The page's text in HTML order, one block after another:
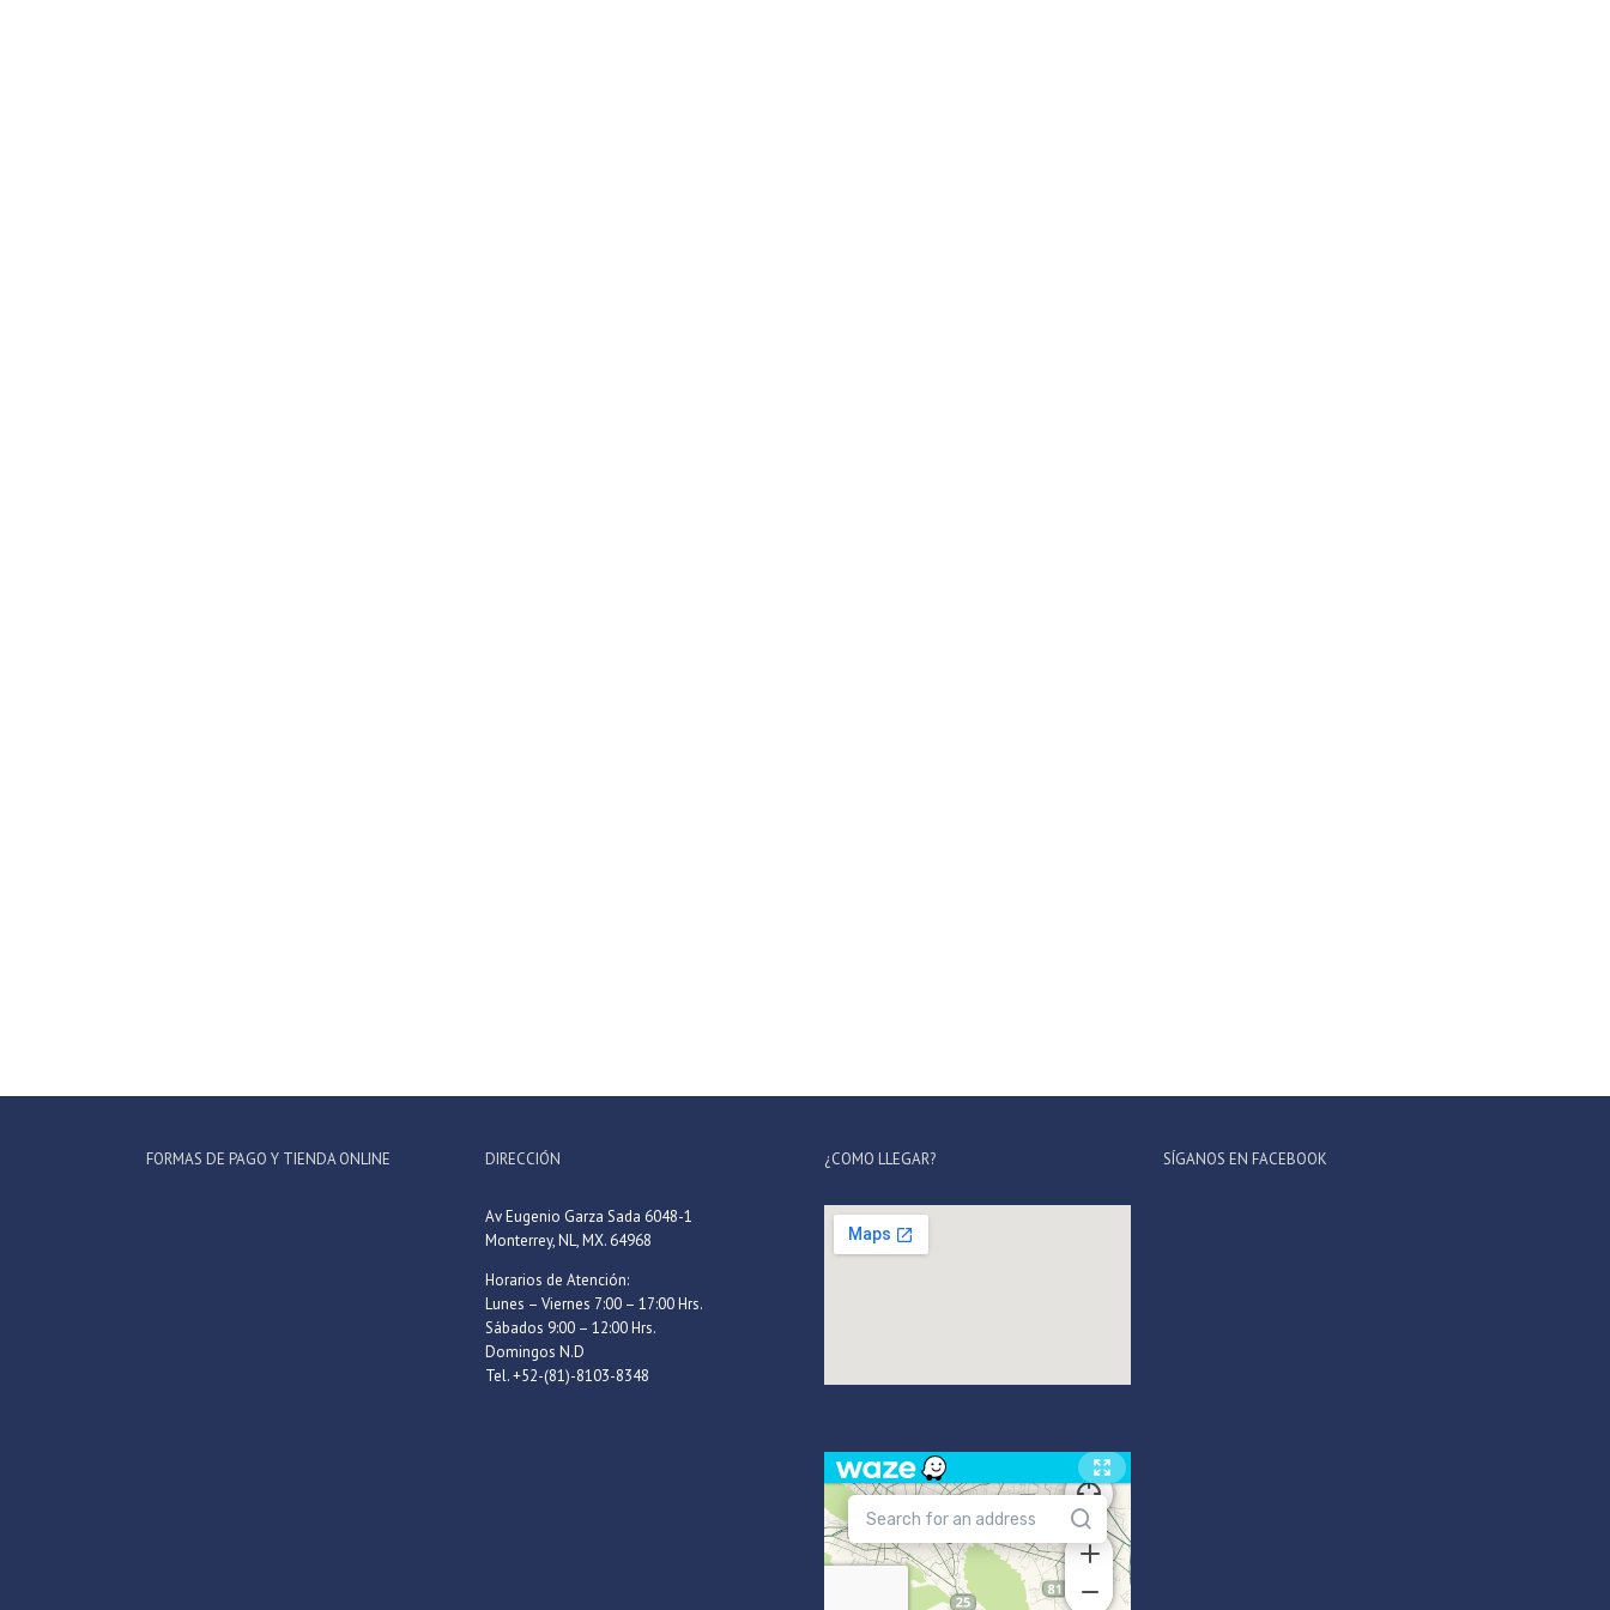
FORMAS DE PAGO Y TIENDA ONLINE DIRECCIÓN
Av Eugenio Garza Sada 6048-1
Monterrey, NL, MX. 64968
Horarios de Atención:
Lunes – Viernes 7:00 – 17:00 Hrs.
Sábados 9:00 – 12:00 Hrs.
Domingos N.D
Tel. +52-(81)-8103-8348
¿COMO LLEGAR? SÍGANOS EN FACEBOOK